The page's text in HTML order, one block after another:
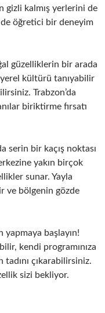
gizli kalmış yerlerini de
öğretici bir deneyim
güzelliklerin bir arada
kültürü tanıyabilir
Trabzon’da
biriktirme fırsatı
serin bir kaçış noktası
yakın birçok
sunar. Yayla
ve bölgenin gözde
başlayın!
kendi programınıza
çıkarabilirsiniz.
sizi bekliyor.